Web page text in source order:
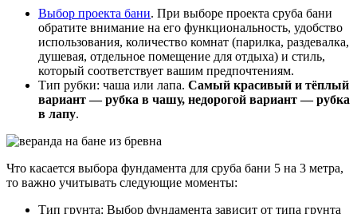
Выбор проекта бани. При выборе проекта сруба бани
обратите внимание на его функциональность, удобство
использования, количество комнат (парилка, раздевалка,
душевая, отдельное помещение для отдыха) и стиль,
который соответствует вашим предпочтениям.
Тип рубки: чаша или лапа. Самый красивый и тёплый
вариант — рубка в чашу, недорогой вариант — рубка
в лапу.
Что касается выбора фундамента для сруба бани 5 на 3 метра,
то важно учитывать следующие моменты:
Тип грунта: Выбор фундамента зависит от типа грунта